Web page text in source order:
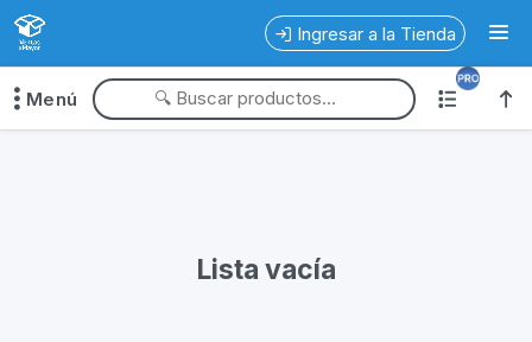
Ingresar a la Tienda
Menú
Lista vacía